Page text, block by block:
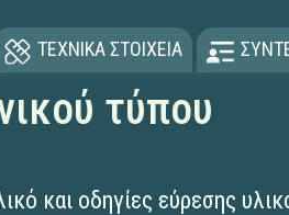
ΤΕΧΝΙΚΑ ΣΤΟΙΧΕΙΑ
τύπου
και οδηγίες εύρεσης